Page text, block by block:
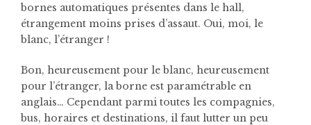
bornes automatiques présentes dans le hall,
étrangement moins prises d’assaut. Oui, moi, le
blanc, l’étranger !
Bon, heureusement pour le blanc, heureusement
pour l’étranger, la borne est paramétrable en
anglais… Cependant parmi toutes les compagnies,
bus, horaires et destinations, il faut lutter un peu